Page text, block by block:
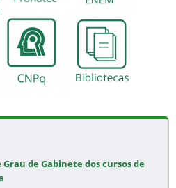
Grau de Gabinete dos cursos de